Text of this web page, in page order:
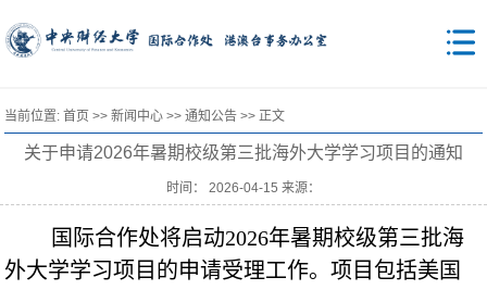
当前位置:首页 >>新闻中心 >>通知公告 >> 正文
关于申请2026年暑期校级第三批海外大学学习项目的通知
时间： 2026-04-15 来源：
国际合作处将启动2026年暑期校级第三批海
外大学学习项目的申请受理工作。项目包括美国